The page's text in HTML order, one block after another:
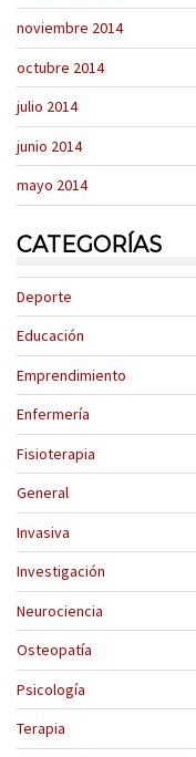
noviembre 2014
octubre 2014
julio 2014
junio 2014
mayo 2014
CATEGORÍAS
Deporte
Educación
Emprendimiento
Enfermería
Fisioterapia
General
Invasiva
Investigación
Neurociencia
Osteopatía
Psicología
Terapia